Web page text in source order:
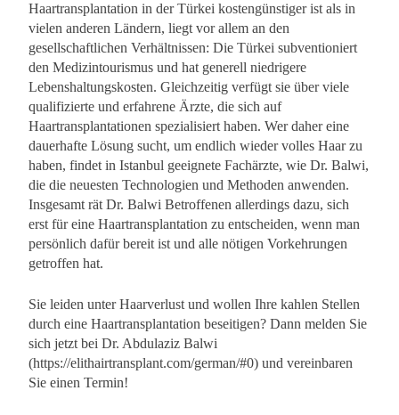
Haartransplantation in der Türkei kostengünstiger ist als in
vielen anderen Ländern, liegt vor allem an den
gesellschaftlichen Verhältnissen: Die Türkei subventioniert
den Medizintourismus und hat generell niedrigere
Lebenshaltungskosten. Gleichzeitig verfügt sie über viele
qualifizierte und erfahrene Ärzte, die sich auf
Haartransplantationen spezialisiert haben. Wer daher eine
dauerhafte Lösung sucht, um endlich wieder volles Haar zu
haben, findet in Istanbul geeignete Fachärzte, wie Dr. Balwi,
die die neuesten Technologien und Methoden anwenden.
Insgesamt rät Dr. Balwi Betroffenen allerdings dazu, sich
erst für eine Haartransplantation zu entscheiden, wenn man
persönlich dafür bereit ist und alle nötigen Vorkehrungen
getroffen hat.
Sie leiden unter Haarverlust und wollen Ihre kahlen Stellen
durch eine Haartransplantation beseitigen? Dann melden Sie
sich jetzt bei Dr. Abdulaziz Balwi
(https://elithairtransplant.com/german/#0) und vereinbaren
Sie einen Termin!